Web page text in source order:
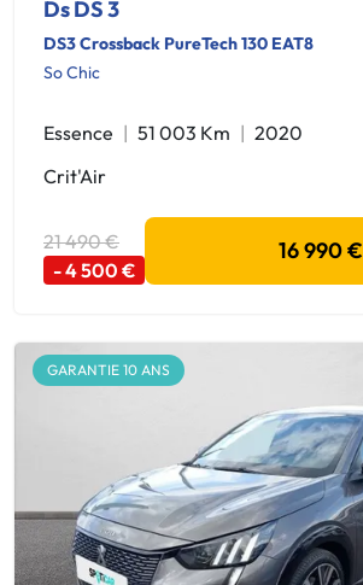
Ds DS 3
DS3 Crossback PureTech 130 EAT8
So Chic
Essence 51 003 Km
2020
Crit'Air
21 490 €
- 4 500 €
16 990 €
GARANTIE 10 ANS